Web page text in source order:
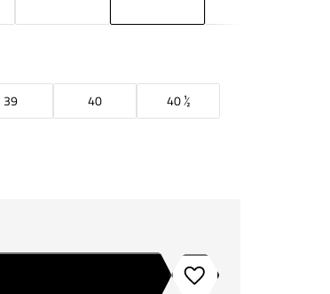
39 40
40 ½
Toevoegen aan verlanglijstje